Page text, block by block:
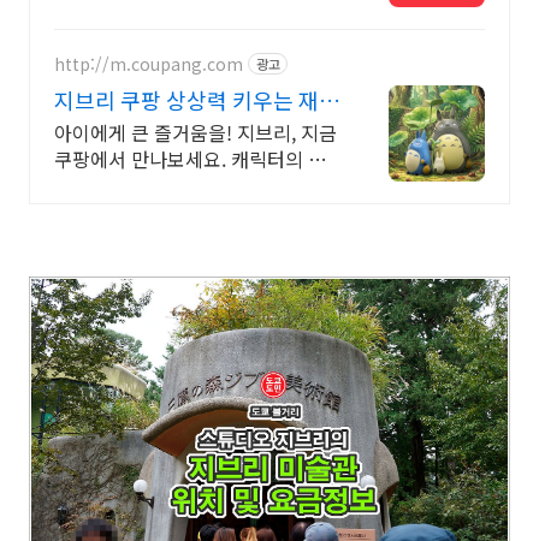
http://m.coupang.com 광고
지브리 쿠팡 상상력 키우는 재미
있는 놀이
아이에게 큰 즐거움을! 지브리, 지금
쿠팡에서 만나보세요. 캐릭터의 매